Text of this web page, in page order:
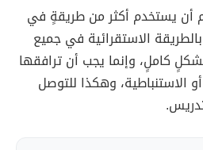
أن يستخدم أكثر من طريقةٍ في
الاستقرائية في جميع
كاملٍ، وإنما يجب أن ترافقها
الاستنباطية، وهكذا للتوصل